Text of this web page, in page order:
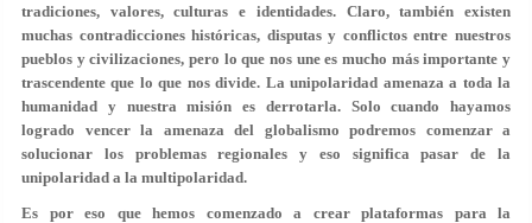
tradiciones, valores, culturas e identidades. Claro, también existen
muchas contradicciones históricas, disputas y conflictos entre nuestros
pueblos y civilizaciones, pero lo que nos une es mucho más importante y
trascendente que lo que nos divide. La unipolaridad amenaza a toda la
humanidad y nuestra misión es derrotarla. Solo cuando hayamos
logrado vencer la amenaza del globalismo podremos comenzar a
solucionar los problemas regionales y eso significa pasar de la
unipolaridad a la multipolaridad.
Es por eso que hemos comenzado a crear plataformas para la